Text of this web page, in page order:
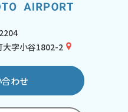
大字小谷1802-2
わせ